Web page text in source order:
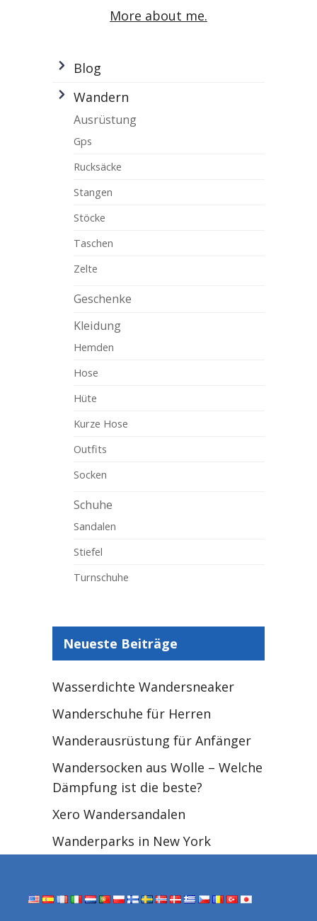
More about me.
Blog
Wandern
Ausrüstung
Gps
Rucksäcke
Stangen
Stöcke
Taschen
Zelte
Geschenke
Kleidung
Hemden
Hose
Hüte
Kurze Hose
Outfits
Socken
Schuhe
Sandalen
Stiefel
Turnschuhe
Neueste Beiträge
Wasserdichte Wandersneaker
Wanderschuhe für Herren
Wanderausrüstung für Anfänger
Wandersocken aus Wolle – Welche
Dämpfung ist die beste?
Xero Wandersandalen
Wanderparks in New York